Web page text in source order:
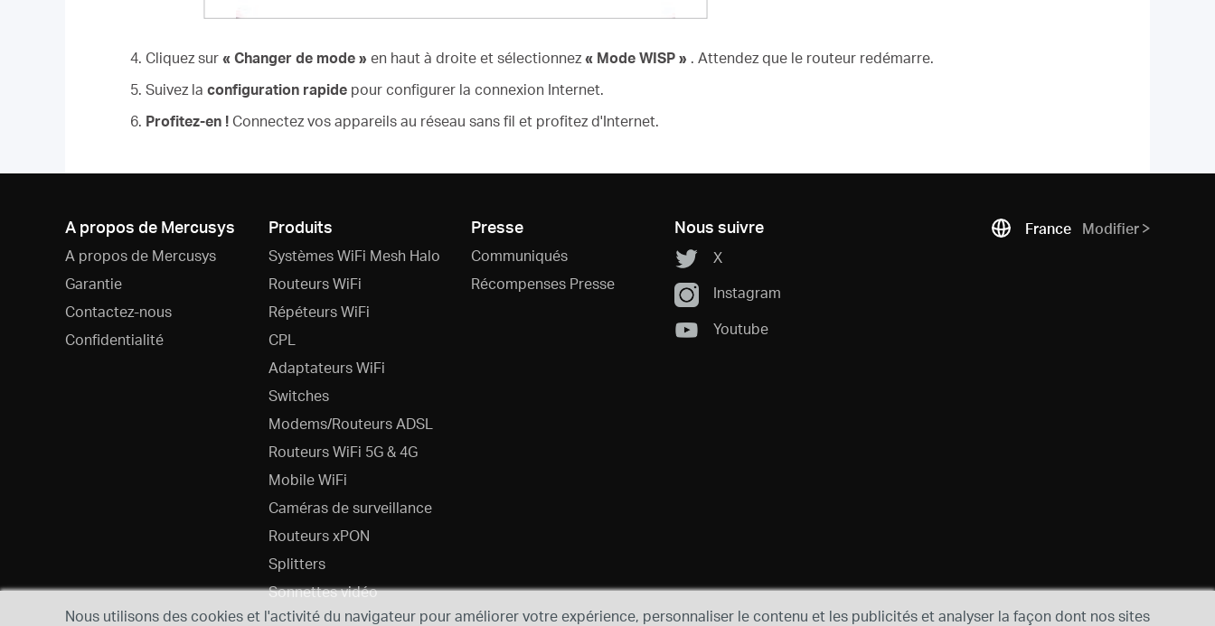
4. Cliquez sur « Changer de mode » en haut à droite et sélectionnez« Mode WISP » . Attendez que le routeur redémarre.
5. Suivez la configuration rapide pour configurer la connexion Internet.
6. Profitez-en ! Connectez vos appareils au réseau sans fil et profitez d'Internet.
A propos de Mercusys
A propos de Mercusys
Garantie
Contactez-nous
Confidentialité
Produits
Systèmes WiFi Mesh Halo
Routeurs WiFi
Répéteurs WiFi
CPL
Adaptateurs WiFi
Switches
Modems/Routeurs ADSL
Routeurs WiFi 5G & 4G
Mobile WiFi
Caméras de surveillance
Routeurs xPON
Splitters
Sonnettes vidéo
Presse
Communiqués
Récompenses Presse
Nous suivre
X
Instagram
Youtube
France Modifier
Nous utilisons des cookies et l'activité du navigateur pour améliorer votre expérience, personnaliser le contenu et les publicités et analyser la façon dont nos sites